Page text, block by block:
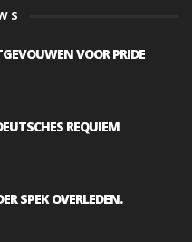
VOOR PRIDE
REQUIEM
SPEK OVERLEDEN.